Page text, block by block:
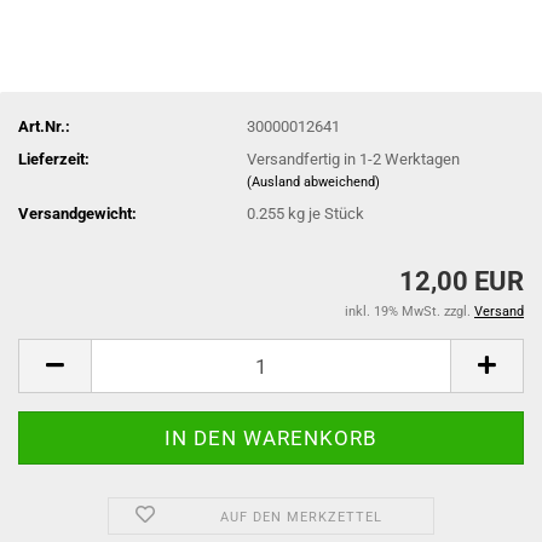
Art.Nr.:
30000012641
Lieferzeit:
Versandfertig in 1-2 Werktagen
(Ausland abweichend)
Versandgewicht: 0.255 kg je Stück
12,00 EUR
inkl. 19% MwSt. zzgl. Versand
AUF DEN MERKZETTEL